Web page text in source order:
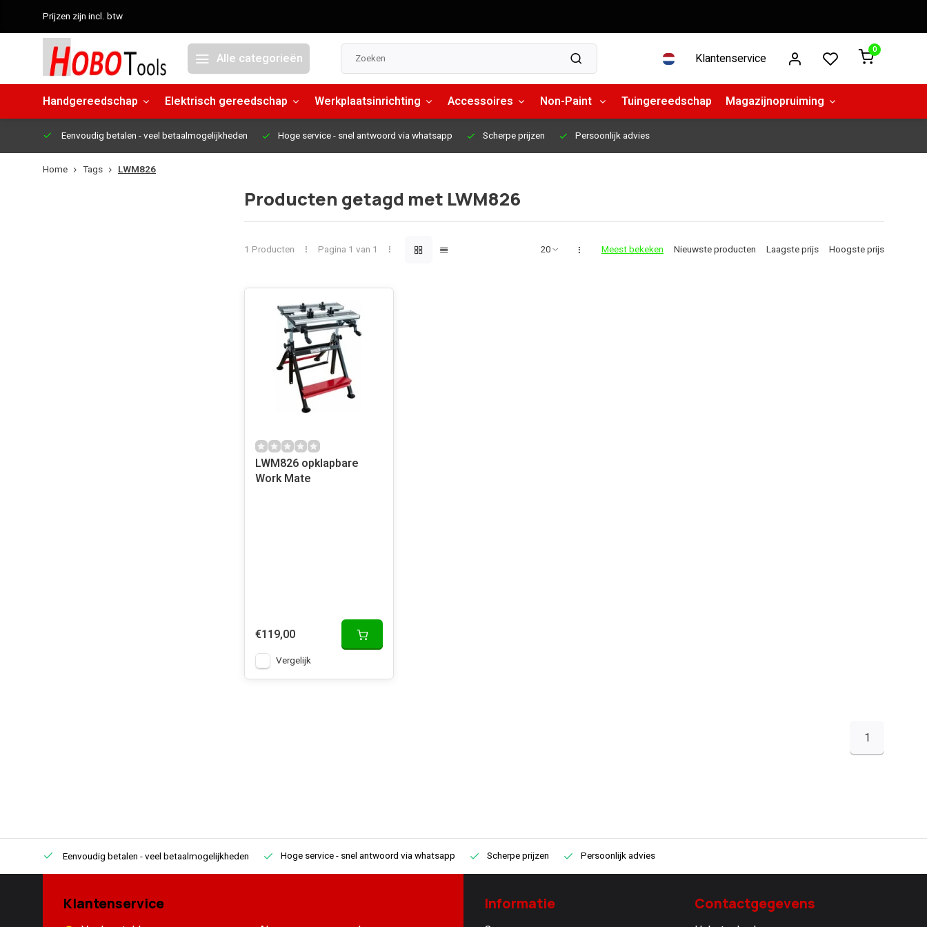
Prijzen zijn incl. btw
Alle categorieën Klantenservice
0
Handgereedschap Elektrisch gereedschap Werkplaatsinrichting Accessoires Non-Paint Tuingereedschap Magazijnopruiming
Eenvoudig betalen - veel betaalmogelijkheden Hoge service- snel antwoord via whatsapp Scherpe prijzen Persoonlijk advies
Home Tags LWM826
Producten getagd met LWM826
1 Producten Pagina 1 van 1 Meest bekeken Nieuwste producten Laagste prijs Hoogste prijs
LWM826 opklapbare
Work Mate
€119,00
Vergelijk
1
Eenvoudig betalen - veel betaalmogelijkheden Hoge service- snel antwoord via whatsapp Scherpe prijzen Persoonlijk advies
Klantenservice Informatie Contactgegevens